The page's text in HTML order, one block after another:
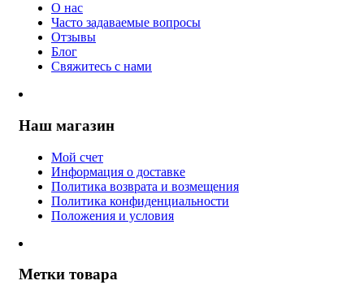
О нас
Часто задаваемые вопросы
Отзывы
Блог
Свяжитесь с нами
Наш магазин
Мой счет
Информация о доставке
Политика возврата и возмещения
Политика конфиденциальности
Положения и условия
Метки товара